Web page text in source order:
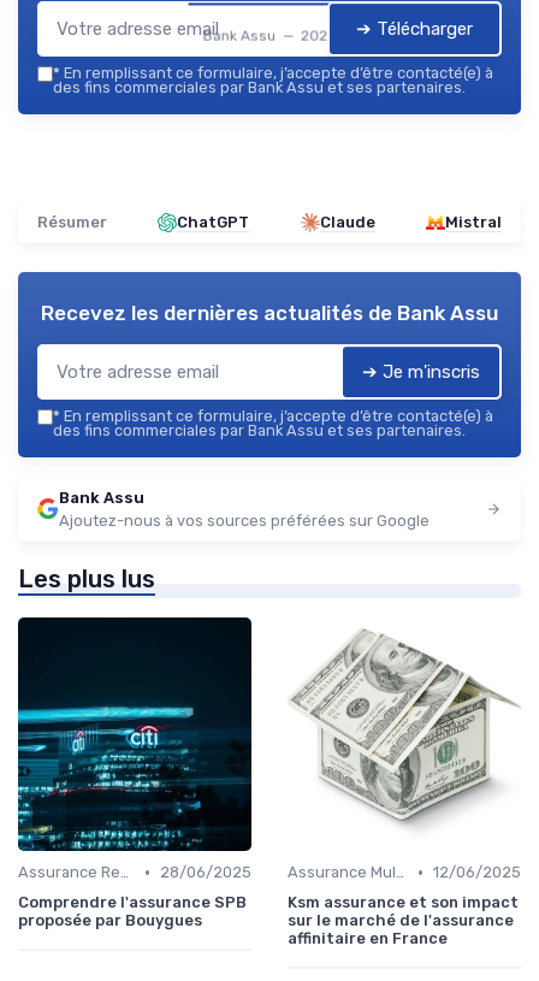
Bank Assu — 2026 ➔ Télécharger
* En remplissant ce formulaire, j’accepte d’être contacté(e) à
des fins commerciales par Bank Assu et ses partenaires.
Résumer ChatGPT Claude Mistral
Recevez les dernières actualités de Bank Assu
➔ Je m'inscris
* En remplissant ce formulaire, j’accepte d’être contacté(e) à
des fins commerciales par Bank Assu et ses partenaires.
Bank Assu
Ajoutez-nous à vos sources préférées sur Google
Les plus lus
Assurance Responsabilité Civile Professionnelle •
28/06/2025
Comprendre l'assurance SPB
proposée par Bouygues
Assurance Multirisque Professionnelle • 12/06/2025
Ksm assurance et son impact
sur le marché de l'assurance
affinitaire en France